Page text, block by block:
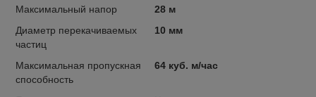
Максимальный напор
28 м
Диаметр перекачиваемых
частиц
10 мм
Максимальная пропускная
способность
64 куб. м/час